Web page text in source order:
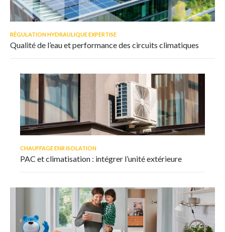
RÉGULATION HYDRAULIQUE EXPERTISE
Qualité de l’eau et performance des circuits climatiques
CHAUFFAGE ENR ISOLATION
PAC et climatisation : intégrer l’unité extérieure